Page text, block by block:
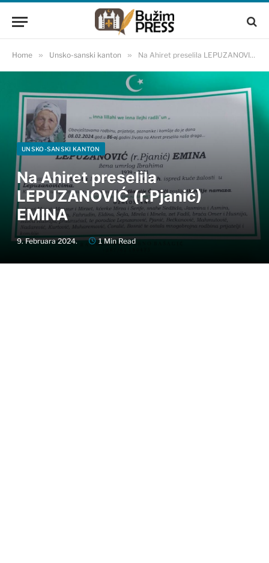
Home » Unsko-sanski kanton » Na Ahiret preselila LEPUZANOVIĆ (r.Pjanić) EMINA
UNSKO-SANSKI KANTON
Na Ahiret preselila
LEPUZANOVIĆ (r.Pjanić)
EMINA
9. Februara 2024. 1 Min Read